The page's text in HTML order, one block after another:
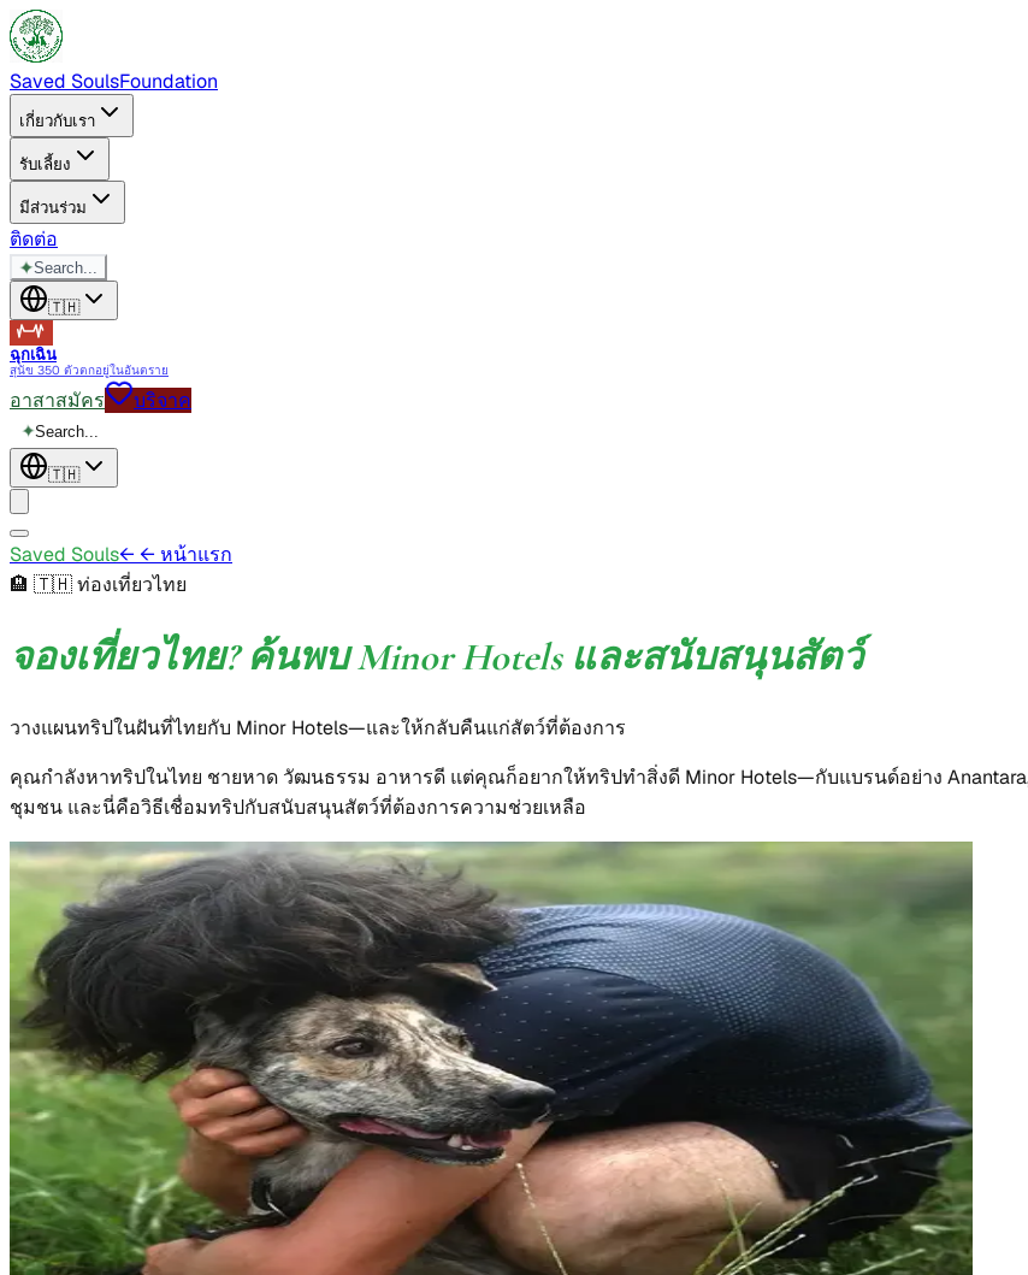
Saved SoulsFoundation
เกี่ยวกับเรา
รับเลี้ยง
มีส่วนร่วม
ติดต่อ
✦Search...
🇹🇭
ฉุกเฉิน
สุนัข 350 ตัวตกอยู่ในอันตราย
อาสาสมัคร บริจาค
✦Search...
🇹🇭
Saved Souls← ← หน้าแรก
🏨 🇹🇭ท่องเที่ยวไทย
จองเที่ยวไทย? ค้นพบ Minor Hotels และสนับสนุนสัตว์
วางแผนทริปในฝันที่ไทยกับ Minor Hotels—และให้กลับคืนแก่สัตว์ที่ต้องการ
คุณกำลังหาทริปในไทย ชายหาด วัฒนธรรม อาหารดี แต่คุณก็อยากให้ทริปทำสิ่งดี Minor Hotels—กับแบรนด์อย่าง
ชุมชน และนี่คือวิธีเชื่อมทริปกับสนับสนุนสัตว์ที่ต้องการความช่วยเหลือ